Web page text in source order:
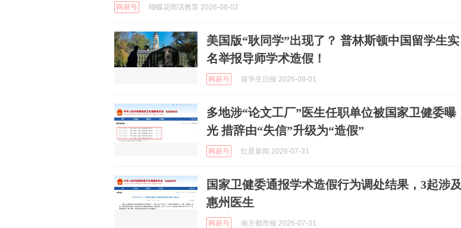
网易号 蝴蝶花雨话教育 2026-08-02
美国版“耿同学”出现了？ 普林斯顿中国留学生实
名举报导师学术造假！
网易号 留学生日报 2026-08-01
多地涉“论文工厂”医生任职单位被国家卫健委曝
光 措辞由“失信”升级为“造假”
网易号 红星新闻 2026-07-31
国家卫健委通报学术造假行为调处结果，3起涉及
惠州医生
网易号 南方都市报 2026-07-31